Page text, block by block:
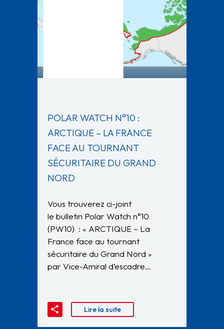
POLAR WATCH N°10 :
ARCTIQUE – LA FRANCE
FACE AU TOURNANT
SÉCURITAIRE DU GRAND
NORD
Vous trouverez ci-joint
le bulletin Polar Watch n°10
(PW10) : « ARCTIQUE – La
France face au tournant
sécuritaire du Grand Nord »
par Vice-Amiral d’escadre…
Lire la suite